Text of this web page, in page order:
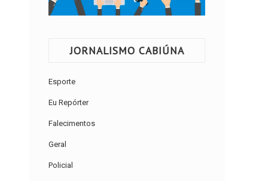
JORNALISMO CABIÚNA
Esporte
Eu Repórter
Falecimentos
Geral
Policial